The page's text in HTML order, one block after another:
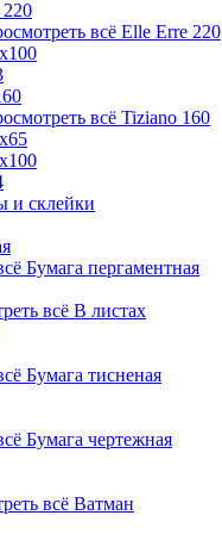
всё Elle Erre 220
всё Tiziano 160
и склейки
Бумага пергаментная
всё В листах
Бумага тисненая
Бумага чертежная
всё Ватман